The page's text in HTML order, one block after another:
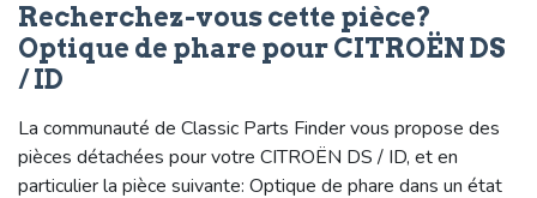
Recherchez-vous cette pièce?
Optique de phare pour CITROËN DS
/ ID
La communauté de Classic Parts Finder vous propose des
pièces détachées pour votre CITROËN DS / ID, et en
particulier la pièce suivante: Optique de phare dans un état